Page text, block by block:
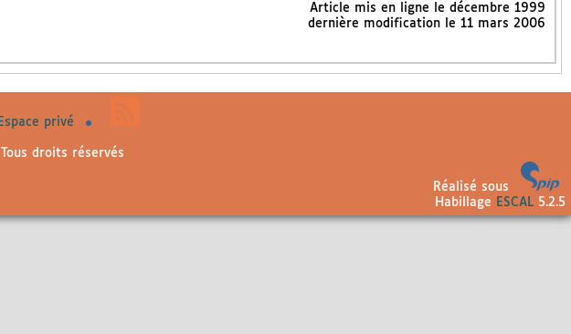
Article mis en ligne le décembre 1999
dernière modification le 11 mars 2006
Espace privé
droits réservés
Réalisé sous
Habillage
ESCAL5.2.5